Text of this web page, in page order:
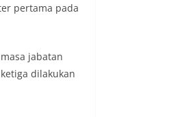
pertama pada
jabatan
dilakukan